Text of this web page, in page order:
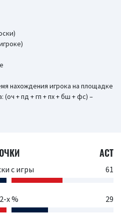
нахождения игрока на площадке
(оч + пд + гп + пх + бш + фс) –
АСТ
с игры 61
2-х % 29